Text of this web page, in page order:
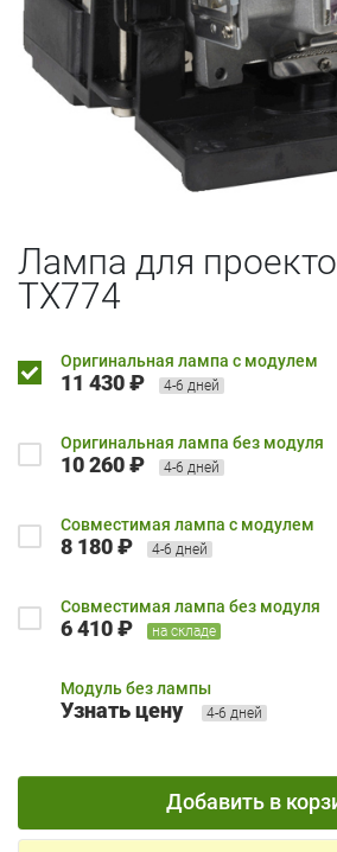
Лампа для
TX774
Оригинальная лампа с модулем
11 430 ₽ 4-6 дней
Оригинальная лампа без модуля
10 260 ₽ 4-6 дней
Совместимая лампа с модулем
8 180 ₽ 4-6 дней
Совместимая лампа без модуля
6 410 ₽ на складе
Модуль без лампы
Узнать цену 4-6 дней
Добавить в